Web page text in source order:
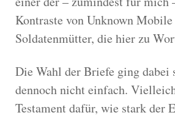
Kontraste von Unknown
Soldatenmütter, die hier zu
Die Wahl der Briefe ging dabei
dennoch nicht einfach.
Testament dafür, wie stark der